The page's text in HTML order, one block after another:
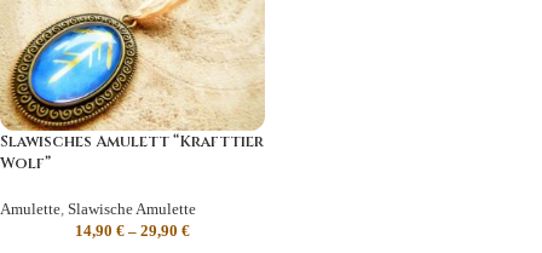
Slawisches Amulett “Krafttier
Wolf”
Amulette, Slawische Amulette
14,90 € – 29,90 €